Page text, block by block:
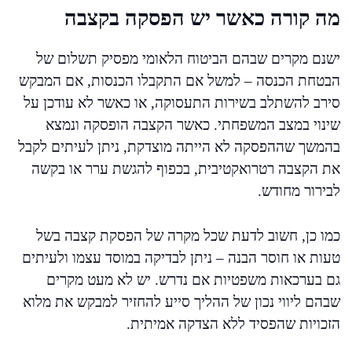
מה קורה כאשר יש הפסקה בקצבה
ישנם מקרים שבהם הביטוח הלאומי מפסיק תשלום של
הבטחת הכנסה – למשל אם התקבלו הכנסות, אם המבקש
סירב להשתלב בשירות התעסוקה, או כאשר לא עודכן על
שינוי במצב המשפחתי. כאשר הקצבה הופסקה ונמצא
בהמשך שההפסקה לא הייתה מוצדקת, ניתן לעיתים לקבל
את הקצבה רטרואקטיבית, בכפוף להגשת ערר או בקשה
לבירור מחודש.
כמו כן, חשוב לדעת שכל מקרה של הפסקת קצבה בשל
טעות או חוסר הבנה – ניתן לבדיקה במוסד עצמו ולעיתים
גם בערכאות משפטיות אם נדרש. יש לא מעט מקרים
שבהם ליווי נכון של ההליך סייע להחזיר למבקש את מלוא
הזכויות שהפסיד ללא הצדקה אמיתית.